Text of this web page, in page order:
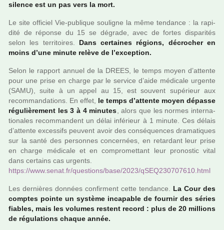
silence est un pas vers la mort.
Le site offi­ciel Vie-publi­que sou­li­gne la même ten­dance : la rapi­
dité de réponse du 15 se dégrade, avec de fortes dis­pa­ri­tés
selon les ter­ri­toi­res. Dans cer­tai­nes régions, décro­cher en
moins d’une minute relève de l’excep­tion.
Selon le rap­port annuel de la DREES, le temps moyen d’attente
pour une prise en charge par le ser­vice d’aide médi­cale urgente
(SAMU), suite à un appel au 15, est sou­vent supé­rieur aux
recom­man­da­tions. En effet, le temps d’attente moyen dépasse
régu­liè­re­ment les 3 à 4 minu­tes , alors que les normes inter­na­
tio­na­les recom­man­dent un délai infé­rieur à 1 minute. Ces délais
d’attente exces­sifs peu­vent avoir des consé­quen­ces dra­ma­ti­ques
sur la santé des per­son­nes concer­nées, en retar­dant leur prise
en charge médi­cale et en com­pro­met­tant leur pro­nos­tic vital
dans cer­tains cas urgents.
https://www.senat.fr/ques­tions/base/2023/qSE­Q230707610.html
Les der­niè­res don­nées confir­ment cette ten­dance. La Cour des
comp­tes pointe un sys­tème inca­pa­ble de four­nir des séries
fia­bles, mais les volu­mes res­tent record : plus de 20 mil­lions
de régu­la­tions chaque année.